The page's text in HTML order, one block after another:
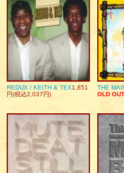
REDUX / KEITH & TEX1,851
円(税込2,037円)
THE
OLD OUT